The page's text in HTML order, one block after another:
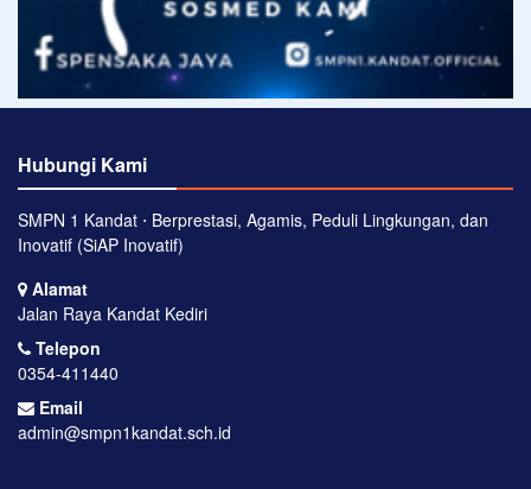
Hubungi Kami
SMPN 1 Kandat ⋅ Berprestasi, Agamis, Peduli Lingkungan, dan
Inovatif (SiAP Inovatif)
Alamat
Jalan Raya Kandat Kediri
Telepon
0354-411440
Email
admin@smpn1kandat.sch.id